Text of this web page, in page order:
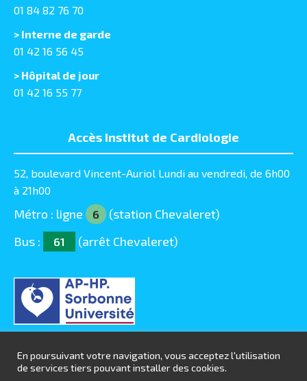
01 84 82 76 70
> Interne de garde
01 42 16 56 45
> Hôpital de jour
01 42 16 55 77
Accès Institut de Cardiologie
52, boulevard Vincent-Auriol Lundi au vendredi, de 6h00
à 21h00
Métro : ligne 6
(station Chevaleret)
Bus :
61 (arrêt Chevaleret)
En poursuivant votre navigation, vous acceptez l'utilisation
de services tiers pouvant installer des cookies.